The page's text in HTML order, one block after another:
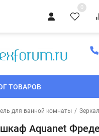
0
ТОВАРОВ
для ванной комнаты /
Aquanet